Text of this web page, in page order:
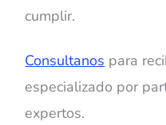
cumplir.
Consultanos para
especializado por
expertos.